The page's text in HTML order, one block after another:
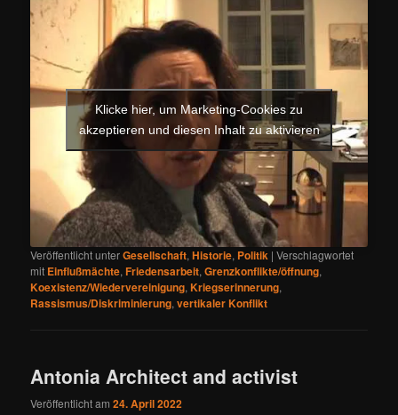
Klicke hier, um Marketing-Cookies zu
akzeptieren und diesen Inhalt zu aktivieren
Veröffentlicht unterGesellschaft,Historie, Politik |Verschlagwortet
mit Einflußmächte,Friedensarbeit,Grenzkonflikte/öffnung,
Koexistenz/Wiedervereinigung,Kriegserinnerung,
Rassismus/Diskriminierung,vertikaler Konflikt
Antonia Architect and activist
Veröffentlicht am24. April 2022